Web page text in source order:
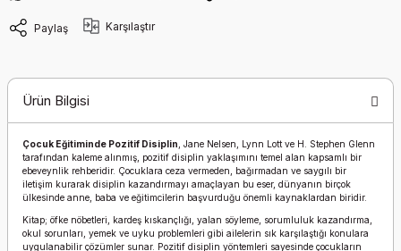
Paylaş Karşılaştır
Ürün Bilgisi
Çocuk Eğitiminde Pozitif Disiplin Jane Nelsen Lynn Lott ve H. Stephen Glenn
tarafından kaleme alınmış, pozitif disiplin yaklaşımını temel alan kapsamlı bir
ebeveynlik rehberidir. Çocuklara ceza vermeden, bağırmadan ve saygılı bir
iletişim kurarak disiplin kazandırmayı amaçlayan bu eser, dünyanın birçok
ülkesinde anne, baba ve eğitimcilerin başvurduğu önemli kaynaklardan biridir.
Kitap; öfke nöbetleri, kardeş kıskançlığı, yalan söyleme, sorumluluk kazandırma,
okul sorunları, yemek ve uyku problemleri gibi ailelerin sık karşılaştığı konulara
uygulanabilir çözümler sunar. Pozitif disiplin yöntemleri sayesinde çocukların